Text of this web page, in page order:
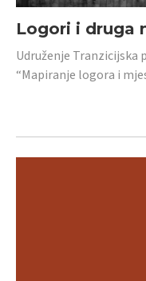
Logori i druga
Udruženje Tranzicijska
“Mapiranje logora i